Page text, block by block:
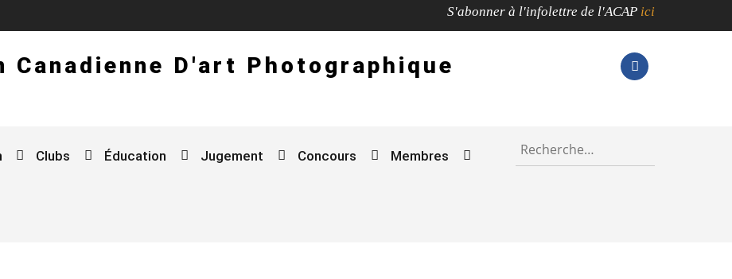
S'abonner à l'infolettre de l'ACAP ici
Canadienne D'art Photographique
Clubs Éducation Jugement Concours Membres